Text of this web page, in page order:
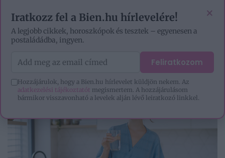
×
Iratkozz fel a Bien.hu hírlevelére!
A legjobb cikkek, horoszkópok és tesztek – egyenesen a
postaládádba, ingyen.
Feliratkozom
Hozzájárulok, hogy a Bien.hu hírlevelet küldjön nekem. Az
adatkezelési tájékoztatót megismertem. A hozzájárulásom
bármikor visszavonható a levelek alján lévő leiratkozó linkkel.